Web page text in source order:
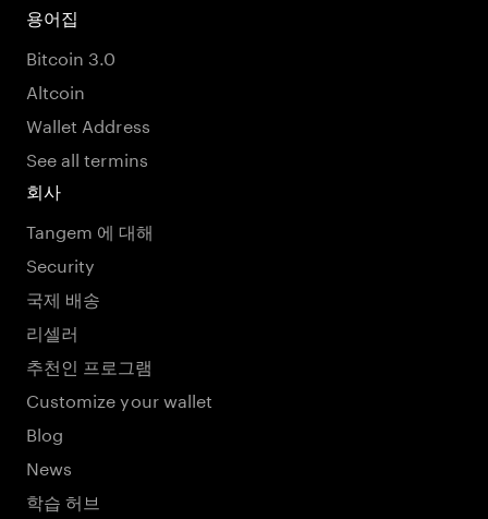
용어집
Bitcoin 3.0
Altcoin
Wallet Address
See all termins
회사
Tangem 에 대해
Security
국제 배송
리셀러
추천인 프로그램
Customize your wallet
Blog
News
학습 허브